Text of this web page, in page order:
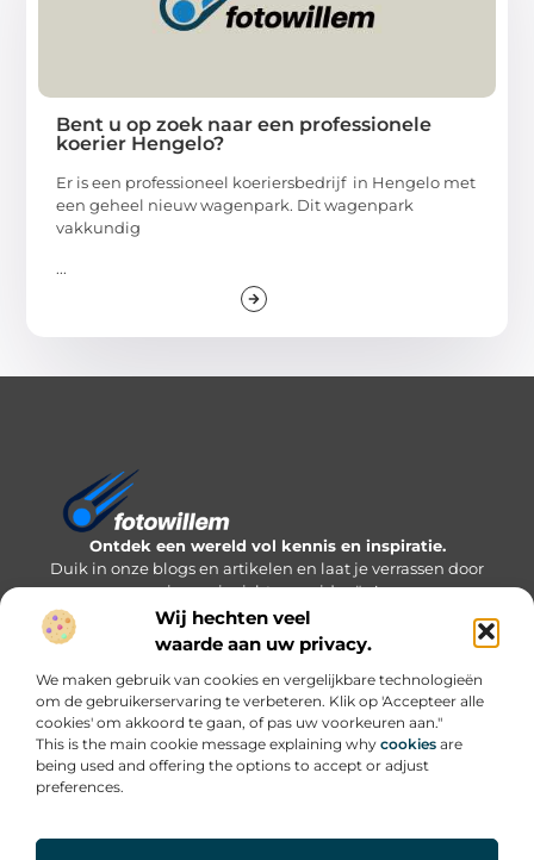
Wij hechten veel
waarde aan uw privacy.
We maken gebruik van cookies en vergelijkbare technologieën
om de gebruikerservaring te verbeteren. Klik op 'Accepteer alle
cookies' om akkoord te gaan, of pas uw voorkeuren aan."
This is the main cookie message explaining why cookies are
being used and offering the options to accept or adjust
preferences.
Bent u op zoek naar een professionele
koerier Hengelo?
Er is een professioneel koeriersbedrijf in Hengelo met
een geheel nieuw wagenpark. Dit wagenpark
vakkundig
...
Ontdek een wereld vol kennis en inspiratie.
Duik in onze blogs en artikelen en laat je verrassen door
nieuwe inzichten en ideeën!
Bericht categorie
Onze informatie